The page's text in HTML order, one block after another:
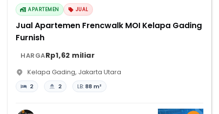
APARTEMEN JUAL
Jual Apartemen Frencwalk MOI Kelapa Gading
Furnish
HARGARp1,62 miliar
Kelapa Gading, Jakarta Utara
2 2 LB: 88 m²